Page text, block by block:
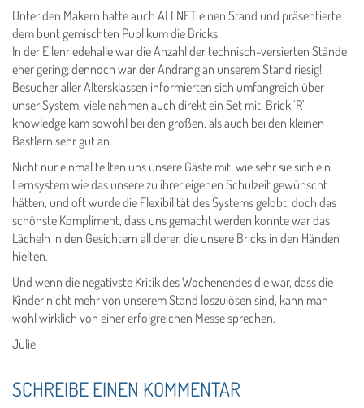
Unter den Makern hatte auch ALLNET einen Stand und präsentierte
dem bunt gemischten Publikum die Bricks.
In der Eilenriedehalle war die Anzahl der technisch-versierten Stände
eher gering; dennoch war der Andrang an unserem Stand riesig!
Besucher aller Altersklassen informierten sich umfangreich über
unser System, viele nahmen auch direkt ein Set mit. Brick ‘R’
knowledge kam sowohl bei den großen, als auch bei den kleinen
Bastlern sehr gut an.
Nicht nur einmal teilten uns unsere Gäste mit, wie sehr sie sich ein
Lernsystem wie das unsere zu ihrer eigenen Schulzeit gewünscht
hätten, und oft wurde die Flexibilität des Systems gelobt, doch das
schönste Kompliment, dass uns gemacht werden konnte war das
Lächeln in den Gesichtern all derer, die unsere Bricks in den Händen
hielten.
Und wenn die negativste Kritik des Wochenendes die war, dass die
Kinder nicht mehr von unserem Stand loszulösen sind, kann man
wohl wirklich von einer erfolgreichen Messe sprechen.
Julie
SCHREIBE EINEN KOMMENTAR